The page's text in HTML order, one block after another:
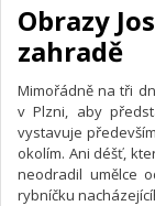
Obrazy
zahradě
Mimořádně na tři
v Plzni, aby
vystavuje
okolím. Ani déšť,
neodradil umělce
rybníčku